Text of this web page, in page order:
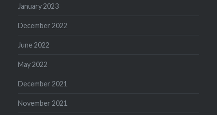
January 2023
December 2022
June 2022
May 2022
December 2021
November 2021